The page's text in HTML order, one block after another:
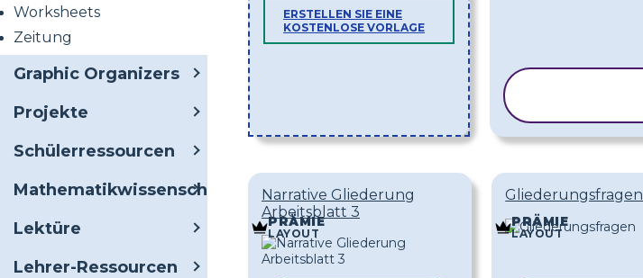
Worksheets
Zeitung
Graphic Organizers
Projekte
Schülerressourcen
Mathematikwissenschaften
Lektüre
Lehrer-Ressourcen
ERSTELLEN SIE EINE
KOSTENLOSE VORLAGE
Narrative Gliederung
Arbeitsblatt 3
PRÄMIE
LAYOUT
Gliederungsfragen
PRÄMIE
LAYOUT